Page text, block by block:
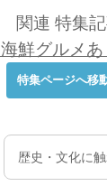
関連 特集
鮮グルメ
特集ページへ移
歴史・文化に